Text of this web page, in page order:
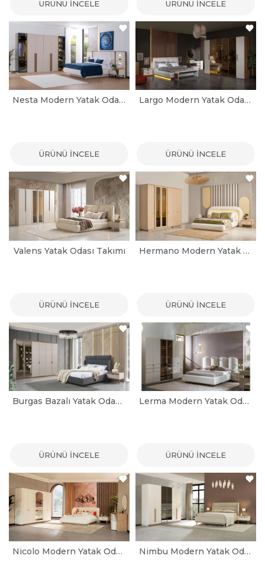
ÜRÜNÜ İNCELE ÜRÜNÜ İNCELE
Nesta Modern Yatak Odası Takımı
ÜRÜNÜ İNCELE
Largo Modern Yatak Odası Takımı
ÜRÜNÜ İNCELE
Valens Yatak Odası Takımı
ÜRÜNÜ İNCELE
Hermano Modern Yatak Odası Takımı
ÜRÜNÜ İNCELE
Burgas Bazalı Yatak Odası Takımı
ÜRÜNÜ İNCELE
Lerma Modern Yatak Odası Takımı
ÜRÜNÜ İNCELE
Nicolo Modern Yatak Odası Takımı Nimbu Modern Yatak Odası Takımı